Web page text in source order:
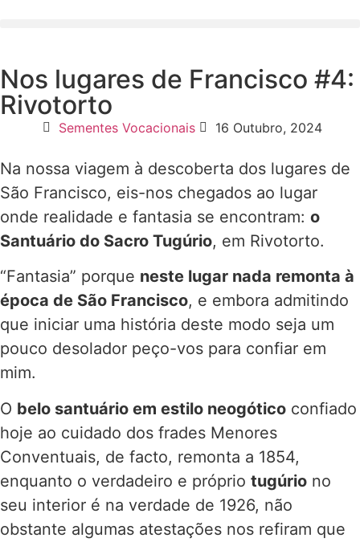
Nos lugares de Francisco #4:
Rivotorto
Sementes Vocacionais 16 Outubro, 2024
Na nossa viagem à descoberta dos lugares de
São Francisco, eis-nos chegados ao lugar
onde realidade e fantasia se encontram: o
Santuário do Sacro Tugúrio, em Rivotorto.
“Fantasia” porque neste lugar nada remonta à
época de São Francisco, e embora admitindo
que iniciar uma história deste modo seja um
pouco desolador peço-vos para confiar em
mim.
O belo santuário em estilo neogótico confiado
hoje ao cuidado dos frades Menores
Conventuais, de facto, remonta a 1854,
enquanto o verdadeiro e próprio tugúrio no
seu interior é na verdade de 1926, não
obstante algumas atestações nos refiram que